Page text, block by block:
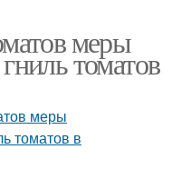
меры
томатов